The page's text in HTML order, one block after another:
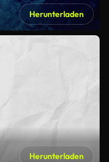
Herunterladen
Herunterladen